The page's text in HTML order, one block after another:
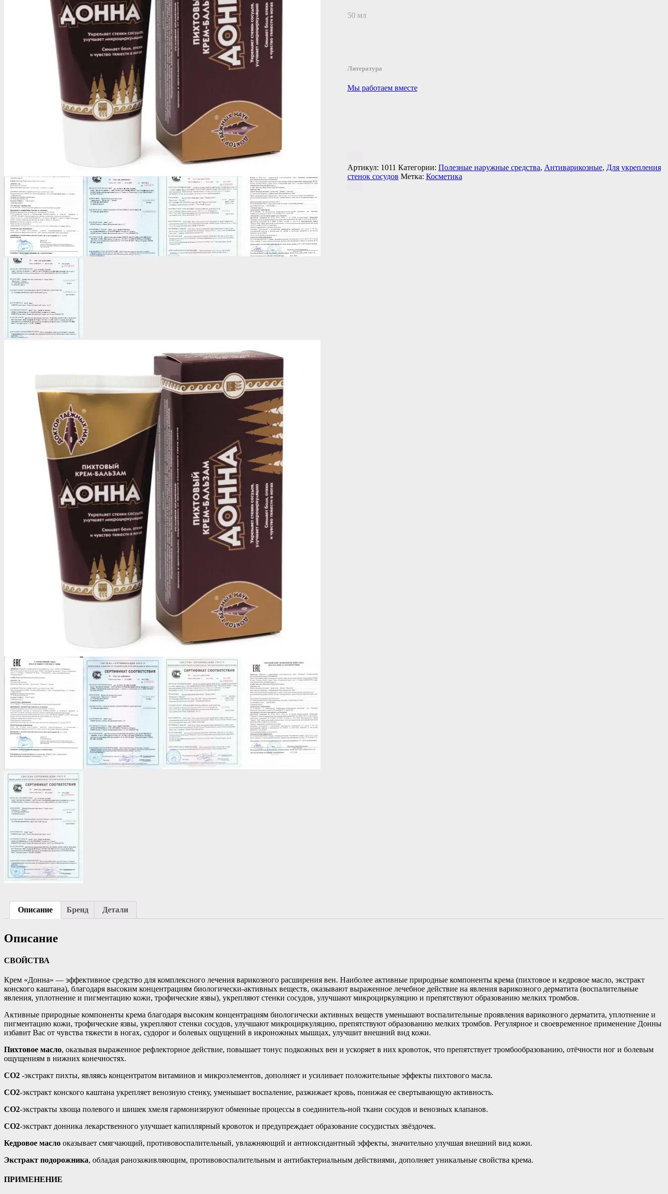
50 мл
Литература
Мы работаем вместе
Артикул: 1011 Категории: Полезные наружные средства, Антиварикозные, Для укрепления
стенок сосудов Метка: Косметика
Описание Бренд Детали
Описание
СВОЙСТВА
Крем «Донна» — эффективное средство для комплексного лечения варикозного расширения вен. Наиболее активные природные компоненты крема (пихтовое и кедровое масло, экстракт
конского каштана), благодаря высоким концентрациям биологически-активных веществ, оказывают выраженное лечебное действие на явления варикозного дерматита (воспалительные
явления, уплотнение и пигментацию кожи, трофические язвы), укрепляют стенки сосудов, улучшают микроциркуляцию и препятствуют образованию мелких тромбов.
Активные природные компоненты крема благодаря высоким концентрациям биологически активных веществ уменьшают воспалительные проявления варикозного дерматита, уплотнение и
пигментацию кожи, трофические язвы, укрепляют стенки сосудов, улучшают микроциркуляцию, препятствуют образованию мелких тромбов. Регулярное и своевременное применение Донны
избавит Вас от чувства тяжести в ногах, судорог и болевых ощущений в икроножных мышцах, улучшит внешний вид кожи.
Пихтовое масло, оказывая выраженное рефлекторное действие, повышает тонус подкожных вен и ускоряет в них кровоток, что препятствует тромбообразованию, отёчности ног и болевым
ощущениям в нижних конечностях.
СО2 -экстракт пихты, являясь концентратом витаминов и микроэлементов, дополняет и усиливает положительные эффекты пихтового масла.
СО2-экстракт конского каштана укрепляет венозную стенку, уменьшает воспаление, разжижает кровь, понижая ее свертывающую активность.
СО2-экстракты хвоща полевого и шишек хмеля гармонизируют обменные процессы в соединитель-ной ткани сосудов и венозных клапанов.
СО2-экстракт донника лекарственного улучшает капиллярный кровоток и предупреждает образование сосудистых звёздочек.
Кедровое масло оказывает смягчающий, противовоспалительный, увлажняющий и антиоксидантный эффекты, значительно улучшая внешний вид кожи.
Экстракт подорожника, обладая ранозаживляющим, противовоспалительным и антибактериальным действиями, дополняет уникальные свойства крема.
ПРИМЕНЕНИЕ